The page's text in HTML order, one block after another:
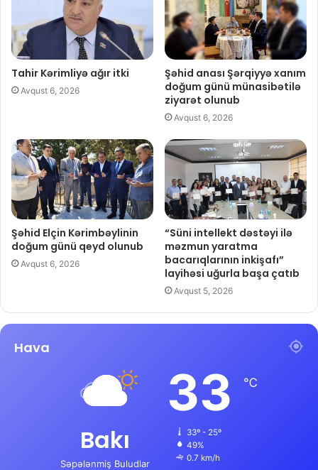
Tahir Kərimliyə ağır itki
Avqust 6, 2026
Şəhid anası Şərqiyyə xanım
doğum günü münasibətilə
ziyarət olunub
Avqust 6, 2026
Şəhid Elçin Kərimbəylinin
doğum günü qeyd olunub
Avqust 6, 2026
“Süni intellekt dəstəyi ilə
məzmun yaratma
bacarıqlarının inkişafı”
layihəsi uğurla başa çatıb
Avqust 5, 2026
Hava
Bakı
Səpələnmiş Buludlar
33 ℃
33º - 25º
49%
0.7 km/h